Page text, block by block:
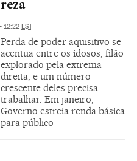
12:22 EST
Perda de poder aquisitivo se
acentua entre os idosos, filão
explorado pela extrema
direita, e um número
crescente deles precisa
trabalhar. Em janeiro,
Governo estreia renda básica
para público